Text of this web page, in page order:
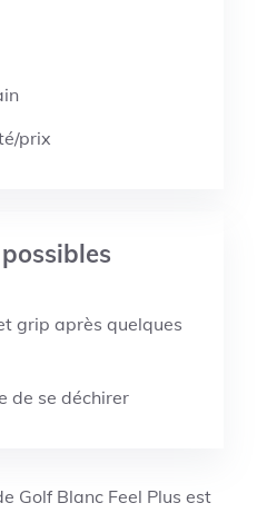
prix
grip après quelques
de se déchirer
Golf Blanc Feel Plus est